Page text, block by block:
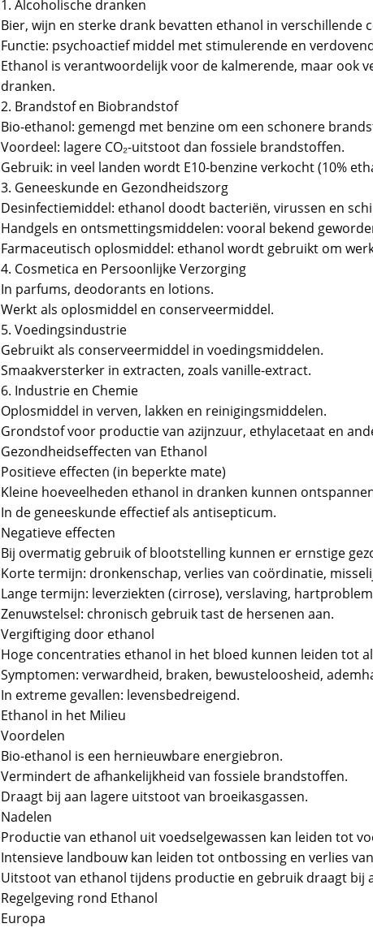
1. Alcoholische dranken
Bier, wijn en sterke drank bevatten ethanol in verschillende
Functie: psychoactief middel met stimulerende en
Ethanol is verantwoordelijk voor de kalmerende, maar ook
dranken.
2. Brandstof en Biobrandstof
Bio-ethanol: gemengd met benzine om een schonere
Voordeel: lagere CO₂-uitstoot dan fossiele brandstoffen.
Gebruik: in veel landen wordt E10-benzine verkocht (10%
3. Geneeskunde en Gezondheidszorg
Desinfectiemiddel: ethanol doodt bacteriën, virussen en
Handgels en ontsmettingsmiddelen: vooral bekend
Farmaceutisch oplosmiddel: ethanol wordt gebruikt om
4. Cosmetica en Persoonlijke Verzorging
In parfums, deodorants en lotions.
Werkt als oplosmiddel en conserveermiddel.
5. Voedingsindustrie
Gebruikt als conserveermiddel in voedingsmiddelen.
Smaakversterker in extracten, zoals vanille-extract.
6. Industrie en Chemie
Oplosmiddel in verven, lakken en reinigingsmiddelen.
Grondstof voor productie van azijnzuur, ethylacetaat en
Gezondheidseffecten van Ethanol
Positieve effecten (in beperkte mate)
Kleine hoeveelheden ethanol in dranken kunnen
In de geneeskunde effectief als antisepticum.
Negatieve effecten
Bij overmatig gebruik of blootstelling kunnen er ernstige
Korte termijn: dronkenschap, verlies van coördinatie,
Lange termijn: leverziekten (cirrose), verslaving,
Zenuwstelsel: chronisch gebruik tast de hersenen aan.
Vergiftiging door ethanol
Hoge concentraties ethanol in het bloed kunnen leiden tot
Symptomen: verwardheid, braken, bewusteloosheid,
In extreme gevallen: levensbedreigend.
Ethanol in het Milieu
Voordelen
Bio-ethanol is een hernieuwbare energiebron.
Vermindert de afhankelijkheid van fossiele brandstoffen.
Draagt bij aan lagere uitstoot van broeikasgassen.
Nadelen
Productie van ethanol uit voedselgewassen kan leiden tot
Intensieve landbouw kan leiden tot ontbossing en verlies
Uitstoot van ethanol tijdens productie en gebruik draagt bij
Regelgeving rond Ethanol
Europa